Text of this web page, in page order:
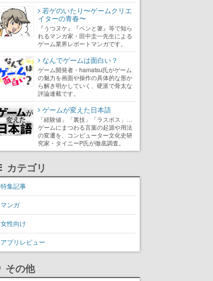
若ゲのいたり〜ゲームクリエ
イターの青春〜
『うつヌケ』『ペンと箸』等で知ら
れるマンガ家・田中圭一先生による
ゲーム業界レポートマンガです。
なんでゲームは面白い？
ゲーム開発者・hamatsu氏がゲーム
の魅力を画面や操作の具体的な形か
ら解き明かしていく、硬派で骨太な
評論連載です。
ゲームが変えた日本語
「経験値」「裏技」「ラスボス」…
ゲームにまつわる言葉の起源や用法
の変遷を、コンピューター文化史研
究家・タイニーP氏が徹底調査。
カテゴリ
特集記事
マンガ
女性向け
アプリレビュー
その他